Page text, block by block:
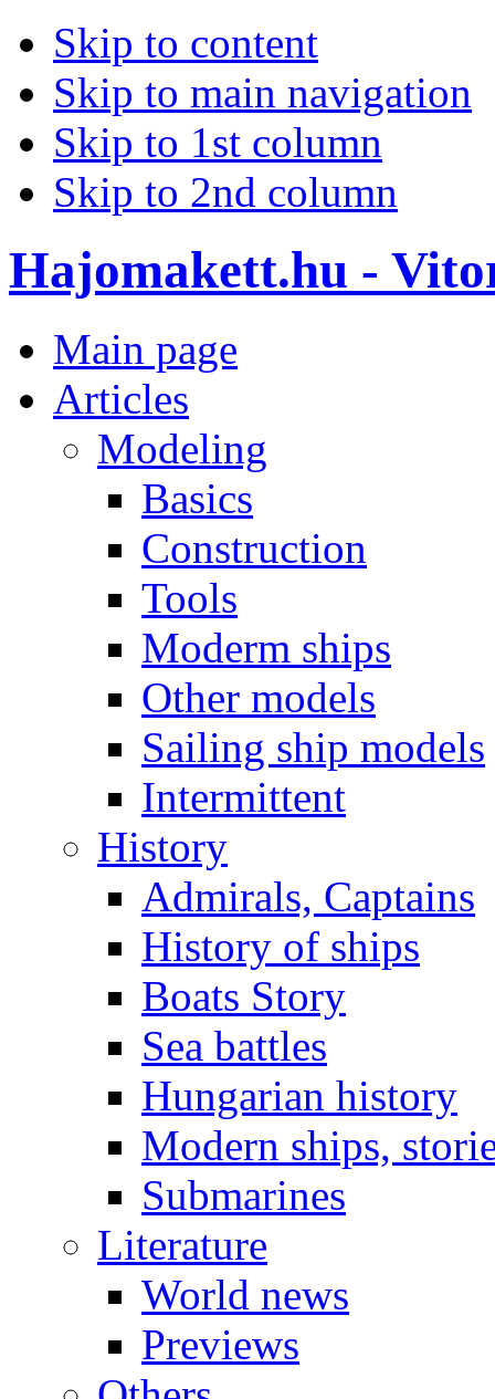
Skip to content
Skip to main navigation
Skip to 1st column
Skip to 2nd column
Hajomakett.hu -
Main page
Articles
Modeling
Basics
Construction
Tools
Moderm ships
Other models
Sailing ship models
Intermittent
History
Admirals, Captains
History of ships
Boats Story
Sea battles
Hungarian history
Modern ships,
Submarines
Literature
World news
Previews